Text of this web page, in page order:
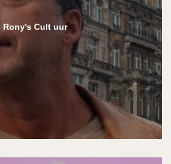
Rony's Cult uur